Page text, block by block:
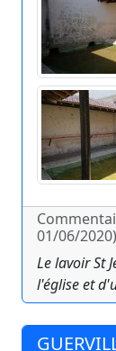
01/06/
Le lavoir St
l'église et